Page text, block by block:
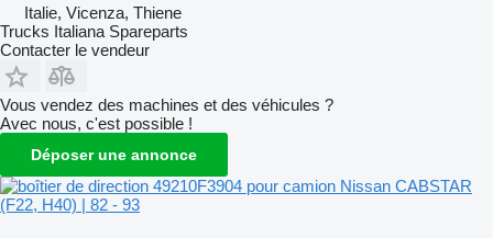
Italie, Vicenza, Thiene
Trucks Italiana Spareparts
Contacter le vendeur
Vous vendez des machines et des véhicules ?
Avec nous, c'est possible !
Déposer une annonce